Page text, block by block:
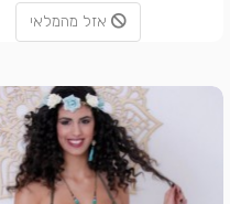
אזל מהמלאי